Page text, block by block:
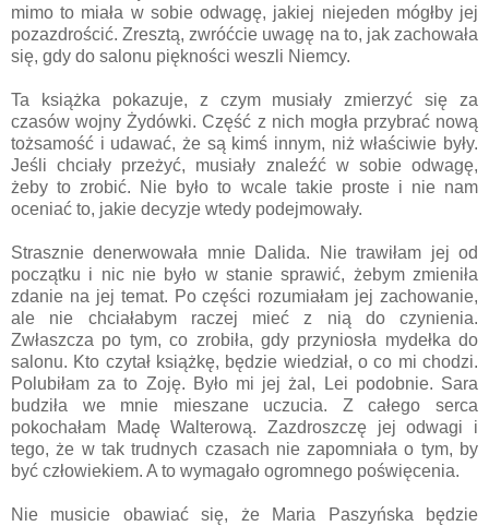
mimo to miała w sobie odwagę, jakiej niejeden mógłby jej
pozazdrościć. Zresztą, zwróćcie uwagę na to, jak zachowała
się, gdy do salonu piękności weszli Niemcy.
Ta książka pokazuje, z czym musiały zmierzyć się za
czasów wojny Żydówki. Część z nich mogła przybrać nową
tożsamość i udawać, że są kimś innym, niż właściwie były.
Jeśli chciały przeżyć, musiały znaleźć w sobie odwagę,
żeby to zrobić. Nie było to wcale takie proste i nie nam
oceniać to, jakie decyzje wtedy podejmowały.
Strasznie denerwowała mnie Dalida. Nie trawiłam jej od
początku i nic nie było w stanie sprawić, żebym zmieniła
zdanie na jej temat. Po części rozumiałam jej zachowanie,
ale nie chciałabym raczej mieć z nią do czynienia.
Zwłaszcza po tym, co zrobiła, gdy przyniosła mydełka do
salonu. Kto czytał książkę, będzie wiedział, o co mi chodzi.
Polubiłam za to Zoję. Było mi jej żal, Lei podobnie. Sara
budziła we mnie mieszane uczucia. Z całego serca
pokochałam Madę Walterową. Zazdroszczę jej odwagi i
tego, że w tak trudnych czasach nie zapomniała o tym, by
być człowiekiem. A to wymagało ogromnego poświęcenia.
Nie musicie obawiać się, że Maria Paszyńska będzie